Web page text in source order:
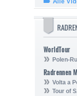
WorldTour
Polen-
Radrennen
Volta a
Tour of